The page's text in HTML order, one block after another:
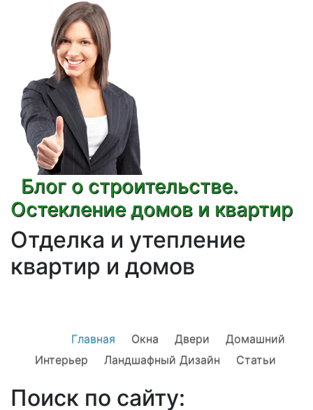
Блог о строительстве.
Остекление домов и квартир
Отделка и утепление
квартир и домов
Главная Окна Двери
Домашний
Интерьер
Ландшафный Дизайн Статьи
Поиск по сайту: